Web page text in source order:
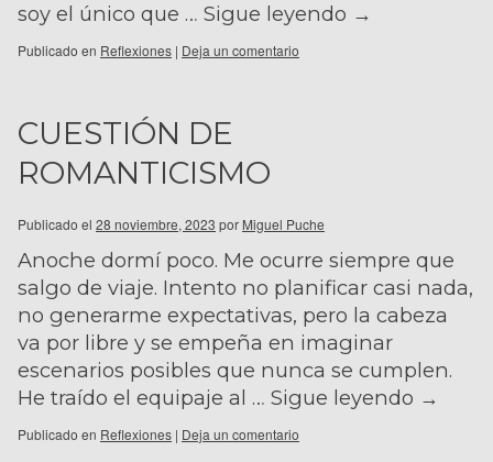
soy el único que … Sigue leyendo →
Publicado en Reflexiones | Deja un comentario
CUESTIÓN DE
ROMANTICISMO
Publicado el 28 noviembre, 2023 por Miguel Puche
Anoche dormí poco. Me ocurre siempre que
salgo de viaje. Intento no planificar casi nada,
no generarme expectativas, pero la cabeza
va por libre y se empeña en imaginar
escenarios posibles que nunca se cumplen.
He traído el equipaje al … Sigue leyendo →
Publicado en Reflexiones | Deja un comentario